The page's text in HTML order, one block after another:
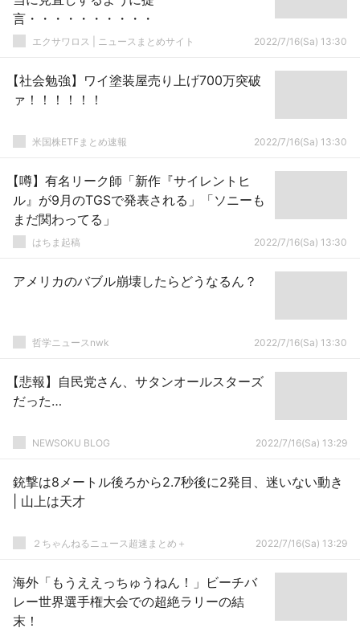
言・・・・・・・・・・
エクサワロス | ニュースまとめサイト 2022/7/16(Sa) 13:30
【社会勉強】ワイ塗装屋売り上げ700万突破
ァ！！！！！！
米国株ETFまとめ速報 2022/7/16(Sa) 13:30
【噂】有名リーク師「新作『サイレントヒ
ル』が9月のTGSで発表される」「ソニーも
まだ関わってる」
はちま起稿 2022/7/16(Sa) 13:30
アメリカのバブル崩壊したらどうなるん？
哲学ニュースnwk 2022/7/16(Sa) 13:30
【悲報】自民党さん、サタンオールスターズ
だった…
NEWSOKU BLOG 2022/7/16(Sa) 13:29
銃撃は8メートル後ろから2.7秒後に2発目、迷いない動き
| 山上は天才
２ちゃんねるニュース超速まとめ＋ 2022/7/16(Sa) 13:29
海外「もうええっちゅうねん！」ビーチバ
レー世界選手権大会での超絶ラリーの結
末！